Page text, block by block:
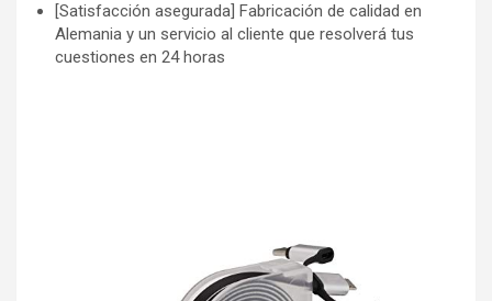
[Satisfacción asegurada] Fabricación de calidad en
Alemania y un servicio al cliente que resolverá tus
cuestiones en 24 horas